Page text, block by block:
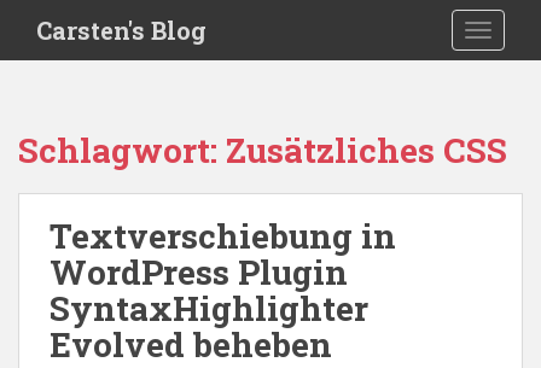
i
Carsten's Blog
Schlagwort: Zusätzliches CSS
Textverschiebung in
WordPress Plugin
SyntaxHighlighter
Evolved beheben